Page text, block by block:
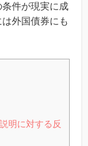
件が現実に成
外国債券にも
明に対する反